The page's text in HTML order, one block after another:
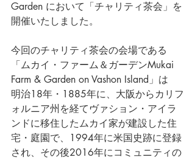
Garden において「チャリティ茶会」を
開催いたしました。
今回のチャリティ茶会の会場である
「ムカイ・ファーム＆ガーデンMukai
Farm & Garden on Vashon Island」は
明治18年・1885年に、大阪からカリフ
ォルニア州を経てヴァション・アイラ
ンドに移住したムカイ家が建設した住
宅・庭園で、1994年に米国史跡に登録
され、その後2016年にコミュニティの